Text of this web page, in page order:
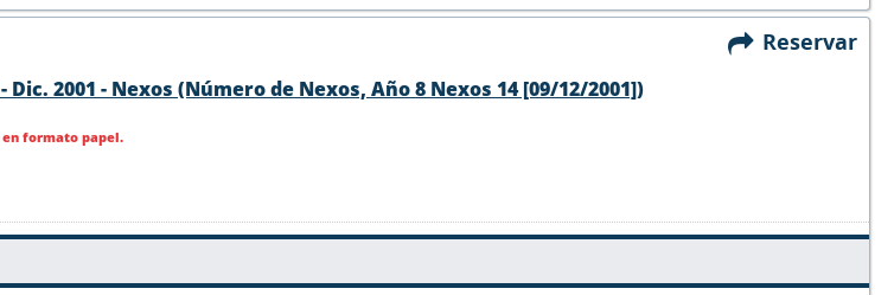
Reservar
Dic. 2001 - Nexos (Número de Nexos, Año 8 Nexos 14 [09/12/2001])
formato papel.